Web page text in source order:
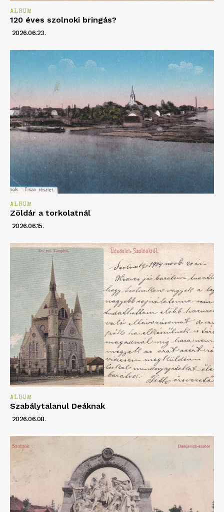
ALBUM
120 éves szolnoki bringás?
2026.06.23.
ALBUM
Zöldár a torkolatnál
2026.06.15.
ALBUM
Szabálytalanul Deáknak
2026.06.08.